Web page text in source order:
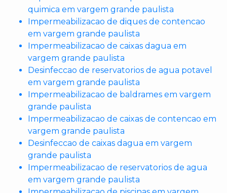
quimica em vargem grande paulista
Impermeabilizacao de diques de contencao
em vargem grande paulista
Impermeabilizacao de caixas dagua em
vargem grande paulista
Desinfeccao de reservatorios de agua potavel
em vargem grande paulista
Impermeabilizacao de baldrames em vargem
grande paulista
Impermeabilizacao de caixas de contencao em
vargem grande paulista
Desinfeccao de caixas dagua em vargem
grande paulista
Impermeabilizacao de reservatorios de agua
em vargem grande paulista